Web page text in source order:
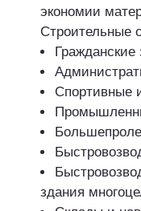
экономии
Строительные
Спортивные
здания